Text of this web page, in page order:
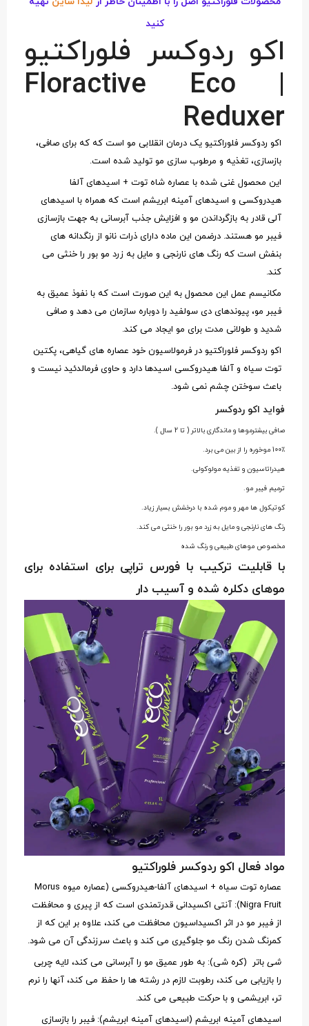
کنید
اکو ردوکسر فلوراکتیو
| Floractive Eco
Reduxer
اکو ردوکسر فلوراکتیو یک درمان انقلابی مو است که که برای صافی،
بازسازی، تغذیه و مرطوب سازی مو تولید شده است.
این محصول غنی شده با عصاره شاه توت + اسیدهای آلفا
هیدروکسی و اسیدهای آمینه ابریشم است که همراه با اسیدهای
آلی قادر به بازگرداندن مو و افزایش جذب آبرسانی به جهت بازسازی
فیبر مو هستند. درضمن این ماده دارای ذرات نانو از رنگدانه های
بنفش است که رنگ های نارنجی و مایل به زرد مو بور را خنثی می
کند.
مکانیسم عمل این محصول به این صورت است که با نفوذ عمیق به
فیبر مو، پیوندهای دی سولفید را دوباره سازمان می دهد و صافی
شدید و طولانی مدت برای مو ایجاد می کند.
اکو ردوکسر فلوراکتیو در فرمولاسیون خود عصاره های گیاهی، پکتین
توت سیاه و آلفا هیدروکسی اسیدها دارد و حاوی فرمالدئید نیست و
باعث سوختن چشم نمی شود.
فواید اکو ردوکسر
صافی بیشترموها و ماندگاری بالاتر ( تا 2 سال ).
100٪ موخوره را از بین می برد.
هیدراتاسیون و تغذیه مولوکولی.
ترمیم فیبر مو.
کوتیکول ها مهر و موم شده با درخشش بسیار زیاد.
رنگ های نارنجی و مایل به زرد مو بور را خنثی می کند.
مخصوص موهای طبیعی و رنگ شده
با قابلیت ترکیب با فورس تراپی برای استفاده برای
موهای دکلره شده و آسیب دار
مواد فعال اکو ردوکسر فلوراکتیو
عصاره توت سیاه + اسیدهای آلفا-هیدروکسی (عصاره میوه Morus
Nigra Fruit): آنتی اکسیدانی قدرتمندی است که از پیری و محافظت
از فیبر مو در اثر اکسیداسیون محافظت می کند، علاوه بر این که از
کمرنگ شدن رنگ مو جلوگیری می کند و باعث سرزندگی آن می شود.
شیباتر (کره شی): به طور عمیق مو را آبرسانی می کند، لایه چربی
را بازیابی می کند، رطوبت لازم در رشته ها را حفظ می کند، آنها را نرم
تر، ابریشمی و با حرکت طبیعی می کند.
اسیدهای آمینه ابریشم (اسیدهای آمینه ابریشم): فیبر را بازسازی